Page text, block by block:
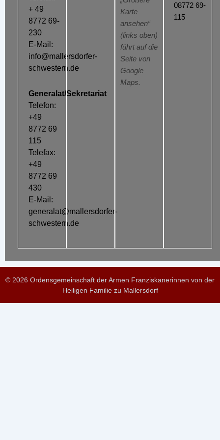
+ 49
8772 69-
230
E-Mail:
info@mallersdorfer-
schwestern.de
Generalat/Sekretariat
Telefon:
+49
8772 69
115
Telefax:
+49
8772 69
430
E-Mail:
generalat@mallersdorfer-
schwestern.de
Karte
ansehen“
(links oben)
führt auf die
Seite von
Google
Maps.
08772 69-
115
© 2026 Ordensgemeinschaft der Armen Franziskanerinnen von der
Heiligen Familie zu Mallersdorf